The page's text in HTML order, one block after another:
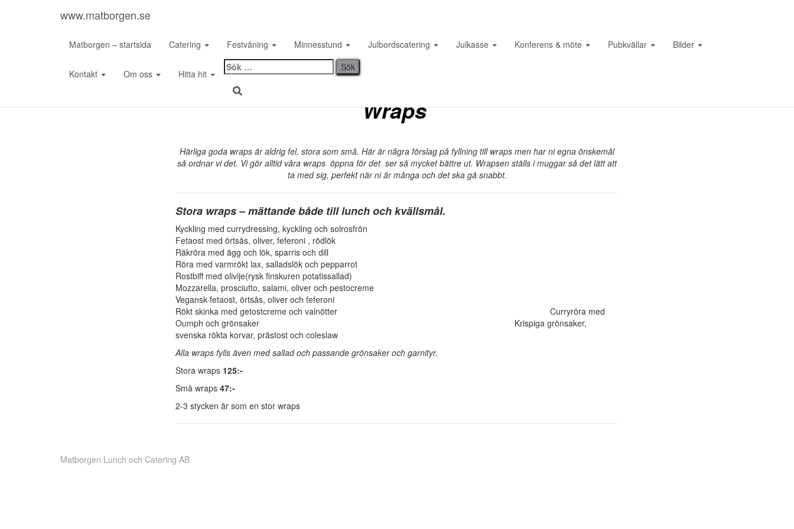
www.matborgen.se
Matborgen – startsida Catering Festvåning Minnesstund Julbordscatering Julkasse Konferens & möte Pubkvällar Bilder
Kontakt Om oss Hitta hit
Sök
efter:
Wraps
Wraps
Härliga goda wraps är aldrig fel, stora som små. Här är några förslag på fyllning till wraps men har ni egna önskemål
så ordnar vi det. Vi gör alltid våra wraps öppna för det ser så mycket bättre ut. Wrapsen ställs i muggar så det lätt att
ta med sig, perfekt när ni är många och det ska gå snabbt.
Stora wraps – mättande både till lunch och kvällsmål.
Kyckling med currydressing, kyckling och solrosfrön
Fetaost med örtsås, oliver, feferoni , rödlök
Räkröra med ägg och lök, sparris och dill
Röra med varmrökt lax, salladslök och pepparrot
Rostbiff med olivije(rysk finskuren potatissallad)
Mozzarella, prosciutto, salami, oliver och pestocreme
Vegansk fetaost, örtsås, oliver och feferoni
Rökt skinka med getostcreme och valnötter Curryröra med
Oumph och grönsaker Krispiga grönsaker,
svenska rökta korvar, prästost och coleslaw
Alla wraps fylls även med sallad och passande grönsaker och garnityr.
Stora wraps 125:-
Små wraps 47:-
2-3 stycken är som en stor wraps
Matborgen Lunch och Catering AB